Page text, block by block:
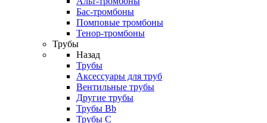
Бас-тромбоны
Помповые тромбоны
Тенор-тромбоны
Трубы
Назад
Трубы
Аксессуары для труб
Вентильные трубы
Другие трубы
Трубы Bb
Трубы C